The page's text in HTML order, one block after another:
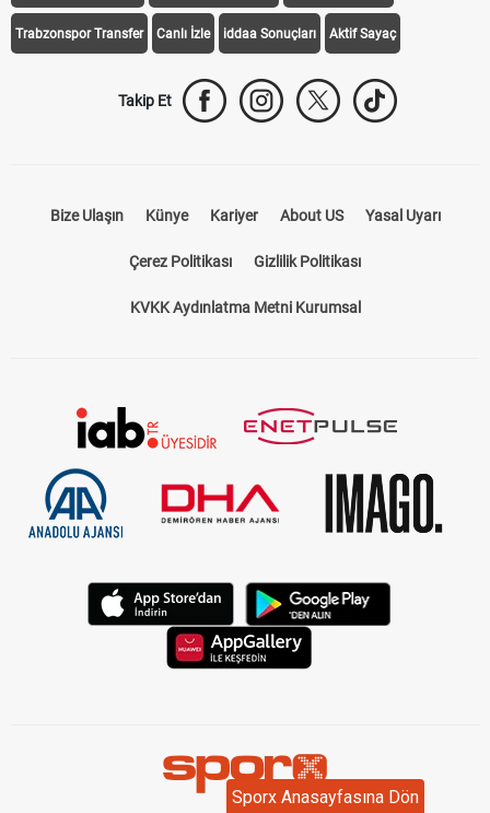
Sporx Anasayfasına Dön
Trabzonspor Transfer Canlı İzle iddaa Sonuçları Aktif Sayaç
Takip Et
Bize Ulaşın Künye Kariyer About US Yasal Uyarı
Çerez Politikası Gizlilik Politikası
KVKK Aydınlatma Metni Kurumsal